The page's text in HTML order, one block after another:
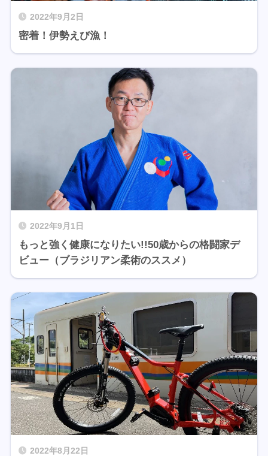
2022年9月2日
密着！伊勢えび漁！
2022年9月1日
もっと強く健康になりたい!!50歳からの格闘家デ
ビュー（ブラジリアン柔術のススメ）
2022年8月22日